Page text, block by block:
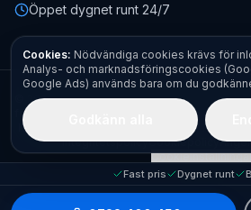
Öppet dygnet runt 24/7
2026 Jourpartner AB· Org.nr559451-0470
förbehållna.
Kontakt
Fota felet – få
IntegritetspolicyCookiepolicy
Fast pris Dygnet runt
Cookies: Nödvändiga cookies krävs för
Analys- och marknadsföringscookies
Google Ads) används bara om du